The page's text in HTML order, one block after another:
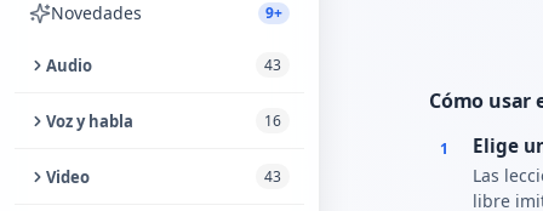
Cómo usar
1 Elige
Las
libre
Novedades 9+
Audio 43
Recortar audio
Voz y habla 16
Texto a Voz
Video 43